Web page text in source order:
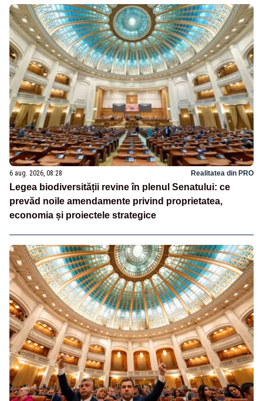
6 aug. 2026, 08:28 Realitatea din PRO
Legea biodiversității revine în plenul Senatului: ce
prevăd noile amendamente privind proprietatea,
economia și proiectele strategice